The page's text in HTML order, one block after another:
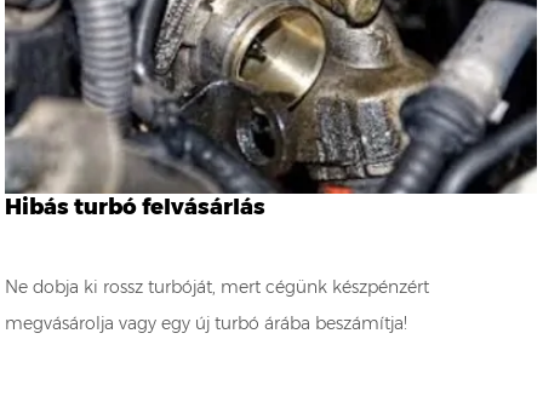
Hibás turbó felvásárlás
Ne dobja ki rossz turbóját, mert cégünk készpénzért
megvásárolja vagy egy új turbó árába beszámítja!